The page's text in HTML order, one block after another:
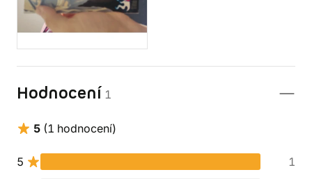
Hodnocení 1
5 (1 hodnocení)
5
1